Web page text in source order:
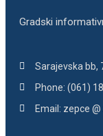
Gradski
Sarajevska bb,
Phone: (061)
Email: zepce